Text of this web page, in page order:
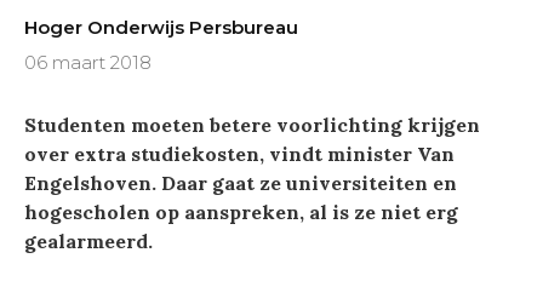
Hoger Onderwijs Persbureau
06 maart 2018
Studenten moeten betere voorlichting krijgen
over extra studiekosten, vindt minister Van
Engelshoven. Daar gaat ze universiteiten en
hogescholen op aanspreken, al is ze niet erg
gealarmeerd.